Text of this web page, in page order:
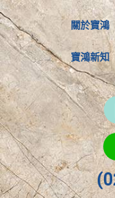
關於寶鴻
寶鴻新知